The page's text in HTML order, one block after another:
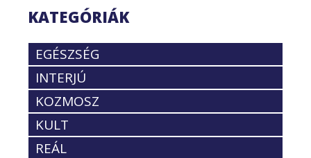
KATEGÓRIÁK
EGÉSZSÉG
INTERJÚ
KOZMOSZ
KULT
REÁL